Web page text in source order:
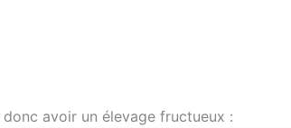
avoir un élevage fructueux :